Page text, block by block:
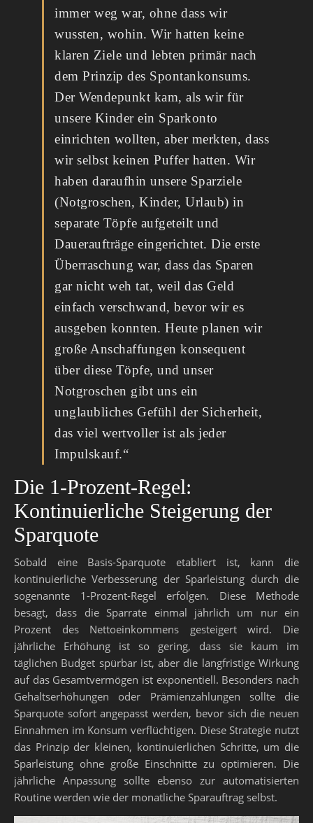
immer weg war, ohne dass wir
wussten, wohin. Wir hatten keine
klaren Ziele und lebten primär nach
dem Prinzip des Spontankonsums.
Der Wendepunkt kam, als wir für
unsere Kinder ein Sparkonto
einrichten wollten, aber merkten, dass
wir selbst keinen Puffer hatten. Wir
haben daraufhin unsere Sparziele
(Notgroschen, Kinder, Urlaub) in
separate Töpfe aufgeteilt und
Daueraufträge eingerichtet. Die erste
Überraschung war, dass das Sparen
gar nicht weh tat, weil das Geld
einfach verschwand, bevor wir es
ausgeben konnten. Heute planen wir
große Anschaffungen konsequent
über diese Töpfe, und unser
Notgroschen gibt uns ein
unglaubliches Gefühl der Sicherheit,
das viel wertvoller ist als jeder
Impulskauf.“
Die 1-Prozent-Regel:
Kontinuierliche Steigerung der
Sparquote
Sobald eine Basis-Sparquote etabliert ist, kann die
kontinuierliche Verbesserung der Sparleistung durch die
sogenannte 1-Prozent-Regel erfolgen. Diese Methode
besagt, dass die Sparrate einmal jährlich um nur ein
Prozent des Nettoeinkommens gesteigert wird. Die
jährliche Erhöhung ist so gering, dass sie kaum im
täglichen Budget spürbar ist, aber die langfristige Wirkung
auf das Gesamtvermögen ist exponentiell. Besonders nach
Gehaltserhöhungen oder Prämienzahlungen sollte die
Sparquote sofort angepasst werden, bevor sich die neuen
Einnahmen im Konsum verflüchtigen. Diese Strategie nutzt
das Prinzip der kleinen, kontinuierlichen Schritte, um die
Sparleistung ohne große Einschnitte zu optimieren. Die
jährliche Anpassung sollte ebenso zur automatisierten
Routine werden wie der monatliche Sparauftrag selbst.